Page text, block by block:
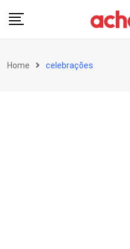
Home celebrações